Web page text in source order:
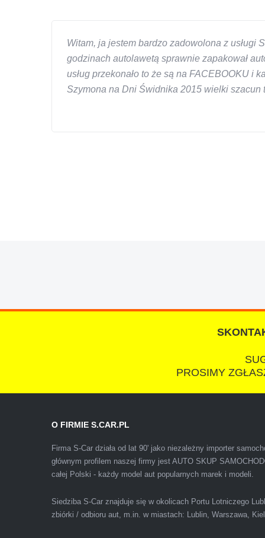
Witam, ja jestem bardzo zadowolona z usługi
godzinach autolawetą sprawnie zapakował
usług przekonało to że są na FACEBOOKU i
Szymona na Dni Świdnika 2015 wielki szacun
chcecie natknac sie na spaslych
wiedziałem, że sprzedaż samochodu może
PROSIMY
O FIRMIE S.CAR.PL
Firma S-Car działa od lat 90' jako niezależny importer
głównym profilem naszej firmy jest AUTO SKUP
całej Polski - każdy model aut popularnych marek i modeli.
Siedziba S-Car znajduje się w okolicach Portu Lotniczego
zbiórki / odbioru aut, m.in. w miastach: Lublin, Warszawa,